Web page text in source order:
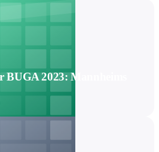
2023: Mannheims